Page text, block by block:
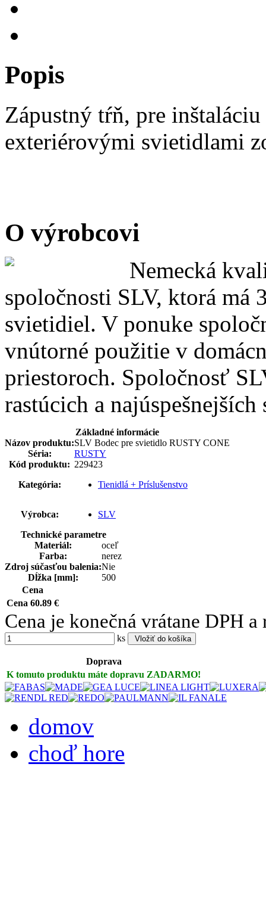
Popis
Zápustný tŕň, pre
exteriérovými svietidlami
O výrobcovi
Nemecká
spoločnosti SLV, ktorá má
svietidiel. V ponuke
vnútorné použitie v
priestoroch. Spoločnosť
rastúcich a
Základné informácie
Názov produktu:SLV Bodec pre svietidlo RUSTY CONE
Séria:
RUSTY
Kód produktu: 229423
Kategória:
Tienidlá + Príslušenstvo
Výrobca:
SLV
Technické parametre
Materiál:
oceľ
Farba:
nerez
Zdroj súčasťou balenia:Nie
Dĺžka [mm]:
500
Cena
Cena 60.89 €
Cena je konečná vrátane DPH
ks Vložiť do košíka
Doprava
K tomuto produktu máte dopravu ZADARMO!
domov
choď hore